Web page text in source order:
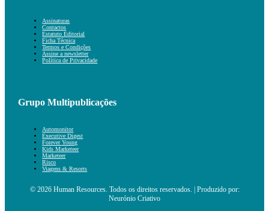
Assinaturas
Contactos
Estatuto Editorial
Ficha Técnica
Termos e Condições
Assine a newsletter
Política de Privacidade
Grupo Multipublicações
Automonitor
Executive Digest
Forever Young
Kids Marketeer
Marketeer
Risco
Viagens & Resorts
© 2026 Human Resources. Todos os direitos reservados. | Produzido por:
Neurónio Criativo